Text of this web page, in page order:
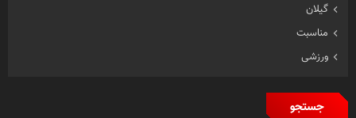
گیلان
مناسبت
ورزشی
جستجو